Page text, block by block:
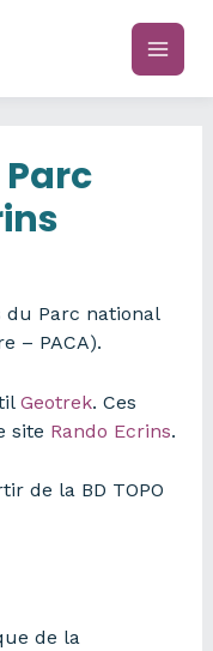
main
du Parc national
– PACA).
Geotrek. Ces
site Rando Ecrins.
de la BD TOPO
de la